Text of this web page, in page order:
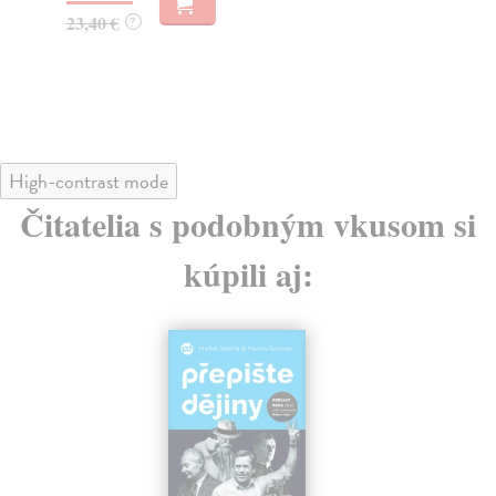
23,40 € ?
High-contrast mode
Čitatelia s podobným vkusom si
kúpili aj: